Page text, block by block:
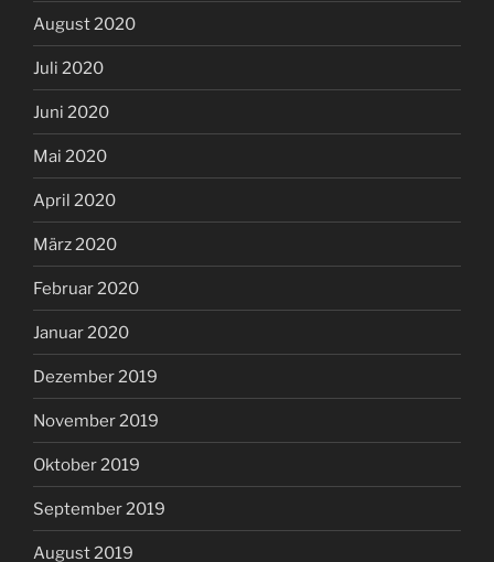
August 2020
Juli 2020
Juni 2020
Mai 2020
April 2020
März 2020
Februar 2020
Januar 2020
Dezember 2019
November 2019
Oktober 2019
September 2019
August 2019